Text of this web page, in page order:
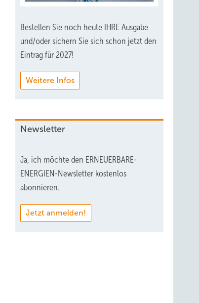
Bestellen Sie noch heute IHRE Ausgabe
und/oder sichern Sie sich schon jetzt den
Eintrag für 2027!
Weitere Infos
Newsletter
Ja, ich möchte den ERNEUERBARE-
ENERGIEN-Newsletter kostenlos
abonnieren.
Jetzt anmelden!